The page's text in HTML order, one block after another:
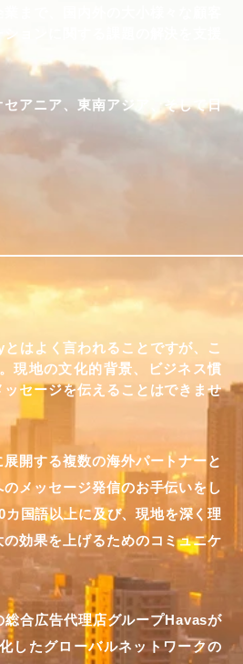
まで、国内外の大小様々な顧客
ョンに関する課題の解決を支援
アニア、東南アジア、そして日
はよく言われることですが、こ
現地の文化的背景、ビジネス慣
セージを伝えることはできませ
開する複数の海外パートナーと
メッセージ発信のお手伝いをし
国語以上に及び、現地を深く理
効果を上げるためのコミュニケ
合広告代理店グループHavasが
したグローバルネットワークの